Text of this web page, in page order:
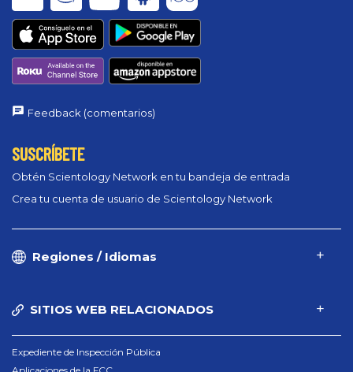
Feedback (comentarios)
SUSCRÍBETE
Obtén Scientology Network en tu bandeja de entrada
Crea tu cuenta de usuario de Scientology Network
Regiones / Idiomas
SITIOS WEB RELACIONADOS
Expediente de Inspección Pública